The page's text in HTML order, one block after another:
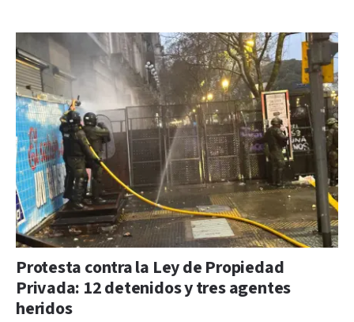
Protesta contra la Ley de Propiedad
Privada: 12 detenidos y tres agentes
heridos